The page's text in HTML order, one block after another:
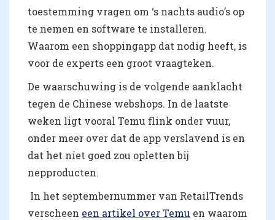
toestemming vragen om ‘s nachts audio’s op
te nemen en software te installeren.
Waarom een shoppingapp dat nodig heeft, is
voor de experts een groot vraagteken.
De waarschuwing is de volgende aanklacht
tegen de Chinese webshops. In de laatste
weken ligt vooral Temu flink onder vuur,
onder meer over dat de app verslavend is en
dat het niet goed zou opletten bij
nepproducten.
In het septembernummer van RetailTrends
verscheen een artikel over Temu en waarom